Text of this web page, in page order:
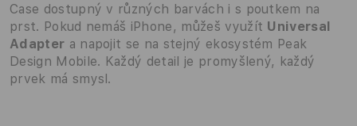
Case dostupný v různých barvách i s poutkem na
prst. Pokud nemáš iPhone, můžeš využít Universal
Adapter a napojit se na stejný ekosystém Peak
Design Mobile. Každý detail je promyšlený, každý
prvek má smysl.